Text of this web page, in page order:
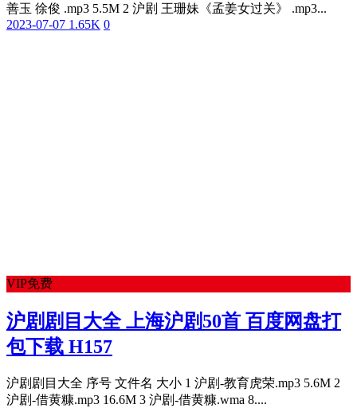
善玉 徐俊 .mp3 5.5M 2 沪剧 王珊妹《孟姜女过关》 .mp3...
2023-07-07 1.65K 0
VIP免费
沪剧剧目大全 上海沪剧50首 百度网盘打
包下载 H157
沪剧剧目大全 序号 文件名 大小 1 沪剧-教育虎荣.mp3 5.6M 2
沪剧-借黄糠.mp3 16.6M 3 沪剧-借黄糠.wma 8....